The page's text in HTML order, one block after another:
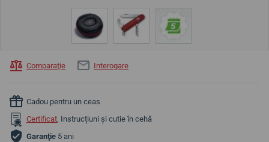
Comparaţie Interogare
Cadou pentru un ceas
Certificat, Instrucțiuni și cutie în cehă
Garanţie 5 ani